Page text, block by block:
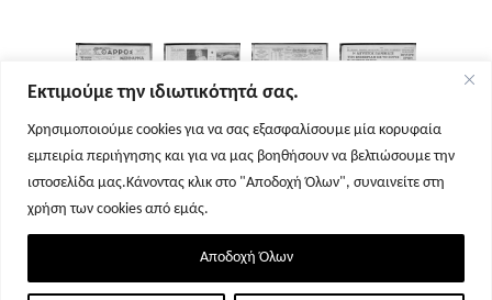
Εκτιμούμε την ιδιωτικότητά σας.
Χρησιμοποιούμε cookies για να σας εξασφαλίσουμε μία κορυφαία
εμπειρία περιήγησης και για να μας βοηθήσουν να βελτιώσουμε την
ιστοσελίδα μας.Κάνοντας κλικ στο "Αποδοχή Όλων", συναινείτε στη
χρήση των cookies από εμάς.
Αποδοχή Όλων
Σελίδα 1 Σελίδα 2 Σελίδα 3 Σελίδα 4